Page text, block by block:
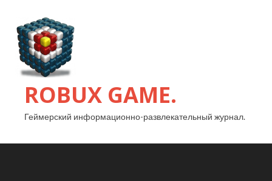
ROBUX GAME.
Геймерский информационно-развлекательный журнал.